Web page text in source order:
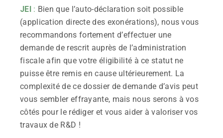
JEI : Bien que l’auto-déclaration soit possible
(application directe des exonérations), nous vous
recommandons fortement d’effectuer une
demande de rescrit auprès de l’administration
fiscale afin que votre éligibilité à ce statut ne
puisse être remis en cause ultérieurement. La
complexité de ce dossier de demande d’avis peut
vous sembler effrayante, mais nous serons à vos
côtés pour le rédiger et vous aider à valoriser vos
travaux de R&D !